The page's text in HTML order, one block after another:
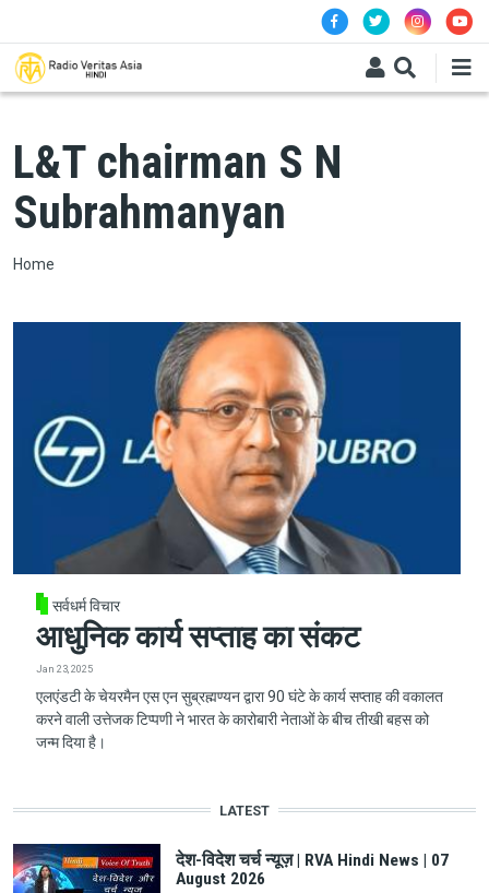
L&T chairman S N
Subrahmanyan
Breadcrumb
Home
सर्वधर्म विचार
आधुनिक कार्य सप्ताह का संकट
Jan 23, 2025
एलएंडटी के चेयरमैन एस एन सुब्रह्मण्यन द्वारा 90 घंटे के कार्य सप्ताह की वकालत
करने वाली उत्तेजक टिप्पणी ने भारत के कारोबारी नेताओं के बीच तीखी बहस को
जन्म दिया है।
LATEST
देश-विदेश चर्च न्यूज़ | RVA Hindi News | 07
August 2026